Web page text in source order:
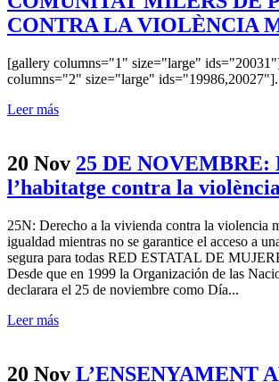
CONTRA LA VIOLÈNCIA
[gallery columns="1" size="large"
columns="2" size="large"
Leer más
20 Nov 25 DE NOVEMBRE:
l’habitatge contra la
25N: Derecho a la vivienda contra la violencia
igualdad mientras no se garantice el acceso a
segura para todas RED ESTATAL DE
Desde que en 1999 la Organización de las
declarara el 25 de noviembre como Día...
Leer más
20 Nov L’ENSENYAMENT